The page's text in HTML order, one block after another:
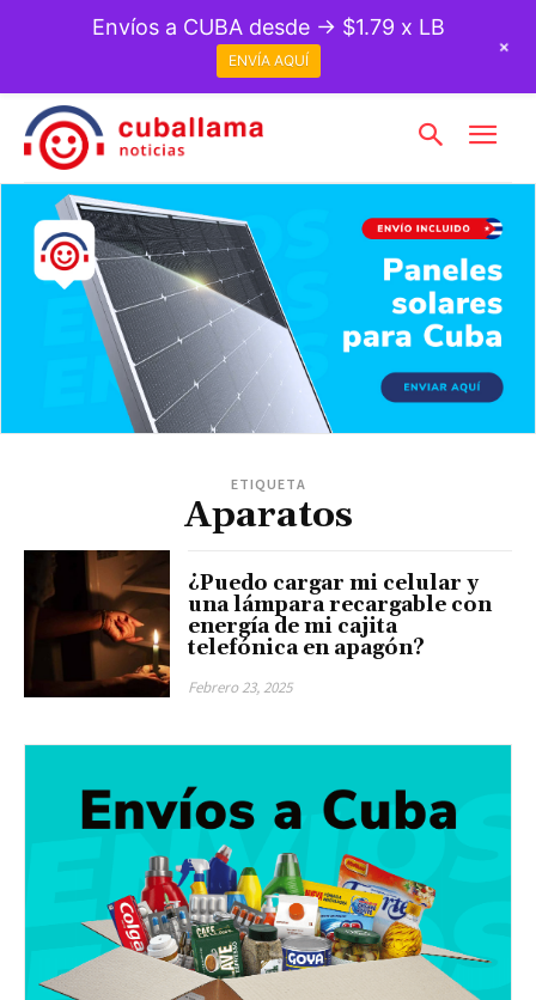
ETIQUETA
Aparatos
¿Puedo cargar mi celular y
una lámpara recargable con
energía de mi cajita
telefónica en apagón?
Febrero 23, 2025
Envíos a CUBA desde → $1.79 x LB
ENVÍA AQUÍ
+